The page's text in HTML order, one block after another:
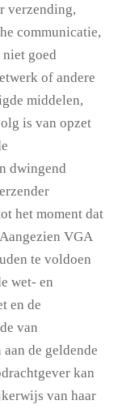
verzending,
communicatie,
goed
of andere
middelen,
is van opzet
dwingend
het moment dat
VGA
te voldoen
wet- en
en de
van
de geldende
kan
van haar